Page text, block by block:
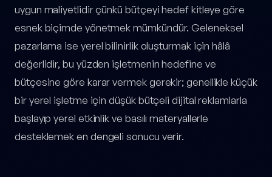
uygun maliyetlidir çünkü bütçeyi hedef kitleye göre
esnek biçimde yönetmek mümkündür. Geleneksel
pazarlama ise yerel bilinirlik oluşturmak için hâlâ
değerlidir, bu yüzden işletmenin hedefine ve
bütçesine göre karar vermek gerekir; genellikle küçük
bir yerel işletme için düşük bütçeli dijital reklamlarla
başlayıp yerel etkinlik ve basılı materyallerle
desteklemek en dengeli sonucu verir.